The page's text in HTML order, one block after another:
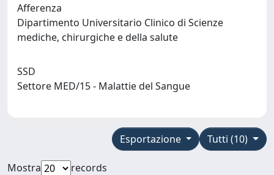
Afferenza
Dipartimento Universitario Clinico di Scienze
mediche, chirurgiche e della salute
SSD
Settore MED/15 - Malattie del Sangue
Tutti (10)
Esportazione
Mostra
records